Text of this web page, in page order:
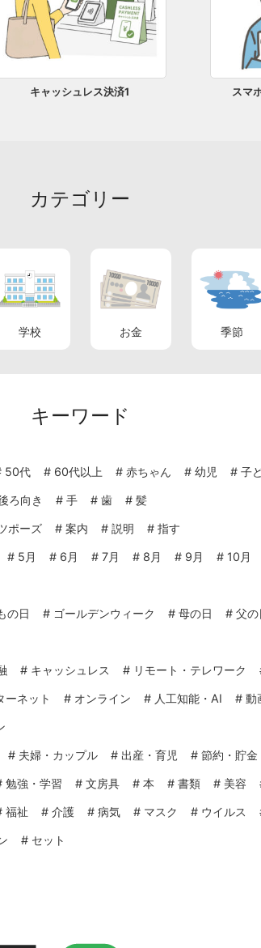
キャッシュレス決済1 スマ
カテゴリー
学校 お金 季節
キーワード
50代 # 60代以上 # 赤ちゃん # 幼児 # 子
ろ向き # 手 # 歯 # 髪
ポーズ # 案内 # 説明 # 指す
# 5月 # 6月 # 7月 # 8月 # 9月 # 10月
の日 # ゴールデンウィーク # 母の日 # 父の
# キャッシュレス # リモート・テレワーク
ーネット # オンライン # 人工知能・AI # 動
# 夫婦・カップル # 出産・育児 # 節約・貯金
勉強・学習 # 文房具 # 本 # 書類 # 美容
福祉 # 介護 # 病気 # マスク # ウイルス
# セット